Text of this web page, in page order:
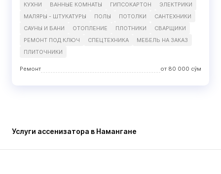
КУХНИ ВАННЫЕ КОМНАТЫ ГИПСОКАРТОН
ЭЛЕКТРИКИ
МАЛЯРЫ - ШТУКАТУРЫ
ПОЛЫ ПОТОЛКИ
САНТЕХНИКИ
САУНЫ И БАНИ
ОТОПЛЕНИЕ ПЛОТНИКИ
СВАРЩИКИ
РЕМОНТ ПОД КЛЮЧ
СПЕЦТЕХНИКА
МЕБЕЛЬ НА ЗАКАЗ
ПЛИТОЧНИКИ
Ремонт от 80 000 сўм
Услуги ассенизатора в Намангане